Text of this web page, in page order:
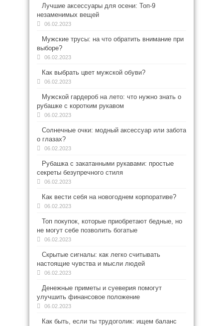
Лучшие аксессуары для осени: Топ-9
незаменимых вещей
06.02.2023
Мужские трусы: на что обратить внимание при
выборе?
06.02.2023
Как выбрать цвет мужской обуви?
06.02.2023
Мужской гардероб на лето: что нужно знать о
рубашке с коротким рукавом
06.02.2023
Солнечные очки: модный аксессуар или забота
о глазах?
06.02.2023
Рубашка с закатанными рукавами: простые
секреты безупречного стиля
06.02.2023
Как вести себя на новогоднем корпоративе?
06.02.2023
Топ покупок, которые приобретают бедные, но
не могут себе позволить богатые
06.02.2023
Скрытые сигналы: как легко считывать
настоящие чувства и мысли людей
06.02.2023
Денежные приметы и суеверия помогут
улучшить финансовое положение
06.02.2023
Как быть, если ты трудоголик: ищем баланс